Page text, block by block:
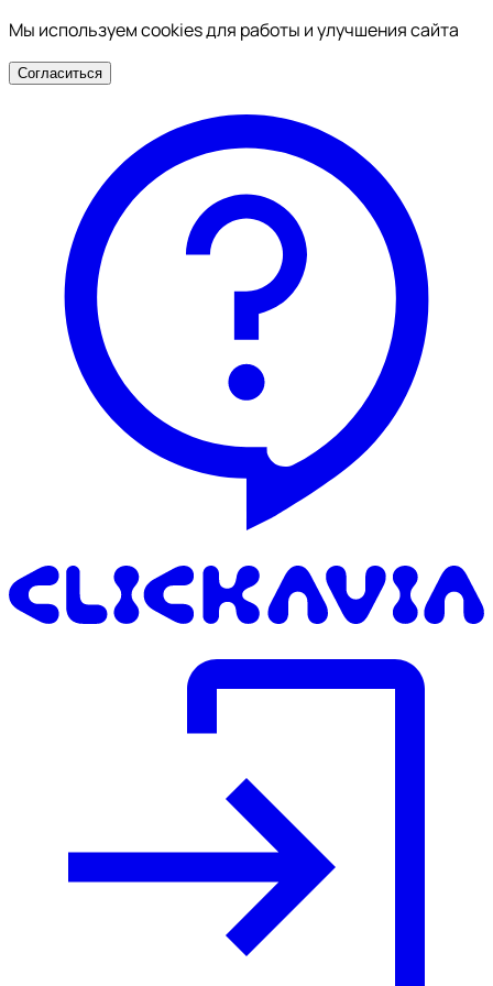
Мы используем cookies для работы и улучшения сайта
Согласиться